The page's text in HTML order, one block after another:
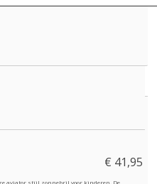
€ 41,95
aviator stijl zonnebril voor kinderen. De